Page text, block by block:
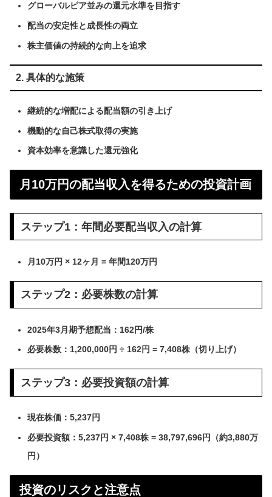
グローバルピア並みの還元水準を目指す
配当の安定性と成長性の両立
株主価値の持続的な向上を追求
2. 具体的な施策
継続的な増配による配当額の引き上げ
機動的な自己株式取得の実施
資本効率を意識した還元強化
月10万円の配当収入を得るための投資計画
ステップ1：年間必要配当収入の計算
月10万円 × 12ヶ月 = 年間120万円
ステップ2：必要株数の計算
2025年3月期予想配当：162円/株
必要株数：1,200,000円 ÷ 162円 = 7,408株（切り上げ）
ステップ3：必要投資額の計算
現在株価：5,237円
必要投資額：5,237円 × 7,408株 = 38,797,696円（約3,880万
円）
投資のリスクと注意点